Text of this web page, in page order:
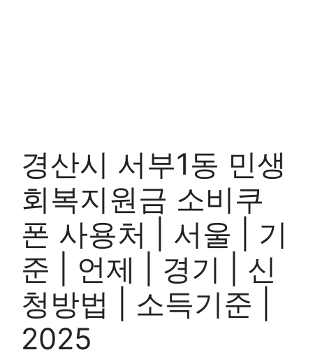
경산시 서부1동 민생
회복지원금 소비쿠
폰 사용처 | 서울 | 기
준 | 언제 | 경기 | 신
청방법 | 소득기준 |
2025